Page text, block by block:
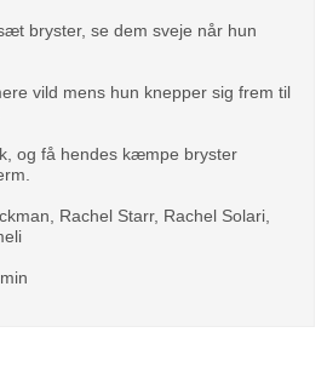
bryster, se dem sveje når hun
vild mens hun knepper sig frem til
og få hendes kæmpe bryster
Rachel Starr, Rachel Solari,